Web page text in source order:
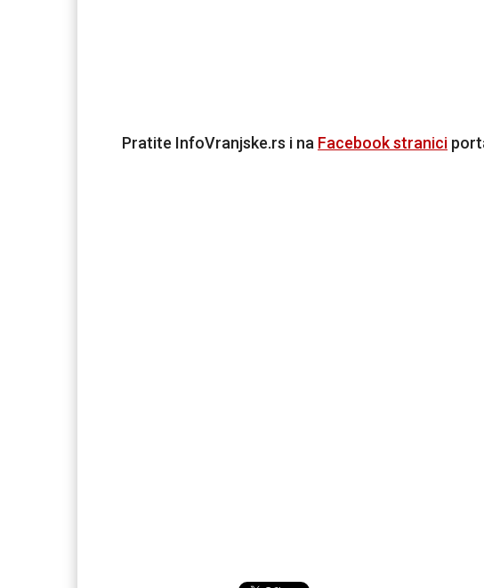
Pratite InfoVranjske.rs i na Facebook stranici